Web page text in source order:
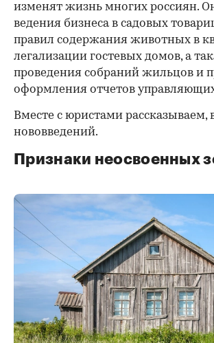
изменят жизнь многих россиян.
ведения бизнеса в садовых
правил содержания животных в
легализации гостевых домов, а
проведения собраний жильцов и
оформления отчетов
Вместе с юристами рассказываем,
нововведений.
Признаки неосвоенных